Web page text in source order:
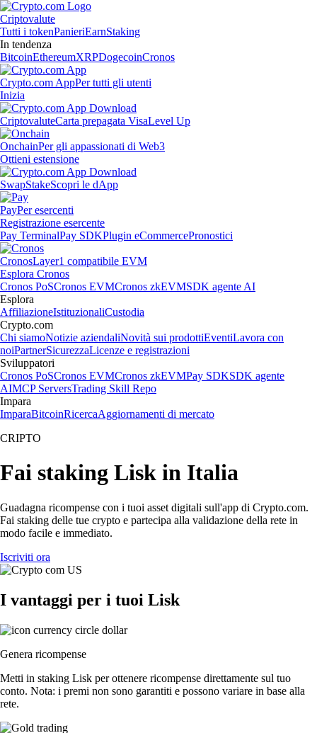
Criptovalute
Tutti i tokenPanieriEarnStaking
In tendenza
BitcoinEthereumXRPDogecoinCronos
Crypto.com AppPer tutti gli utenti
Inizia
CriptovaluteCarta prepagata VisaLevel Up
OnchainPer gli appassionati di Web3
Ottieni estensione
SwapStakeScopri le dApp
PayPer esercenti
Registrazione esercente
Pay TerminalPay SDKPlugin eCommercePronostici
CronosLayer1 compatibile EVM
Esplora Cronos
Cronos PoSCronos EVMCronos zkEVMSDK agente AI
Esplora
AffiliazioneIstituzionaliCustodia
Crypto.com
Chi siamoNotizie aziendaliNovità sui prodottiEventiLavora con
noiPartnerSicurezzaLicenze e registrazioni
Sviluppatori
Cronos PoSCronos EVMCronos zkEVMPay SDKSDK agente
AIMCP ServersTrading Skill Repo
Impara
ImparaBitcoinRicercaAggiornamenti di mercato
CRIPTO
Fai staking Lisk in Italia
Guadagna ricompense con i tuoi asset digitali sull'app di Crypto.com.
Fai staking delle tue crypto e partecipa alla validazione della rete in
modo facile e immediato.
Iscriviti ora
I vantaggi per i tuoi Lisk
Genera ricompense
Metti in staking Lisk per ottenere ricompense direttamente sul tuo
conto. Nota: i premi non sono garantiti e possono variare in base alla
rete.